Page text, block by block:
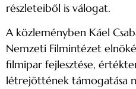
részleteiből is válogat.
A közleményben Káel
Nemzeti Filmintézet
filmipar fejlesztése,
létrejöttének támogatása